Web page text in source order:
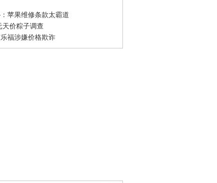
苹果维修条款太霸道
天价粽子调查
福涉嫌价格欺诈